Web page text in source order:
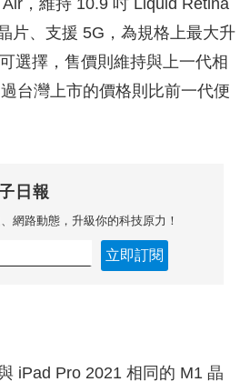
片、支援 5G，為規格上最大升
選擇，售價則維持與上一代相
台灣上市的價格則比前一代便
日報
網路動態，升級你的科技原力！
立即訂閱
iPad Pro 2021 相同的 M1 晶